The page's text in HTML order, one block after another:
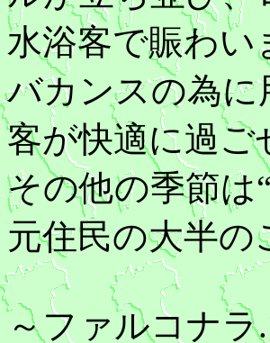
水浴客で賑わ
バカンスの為
客が快適に過ご
その他の季節は
元住民の大半
～ファルコナ